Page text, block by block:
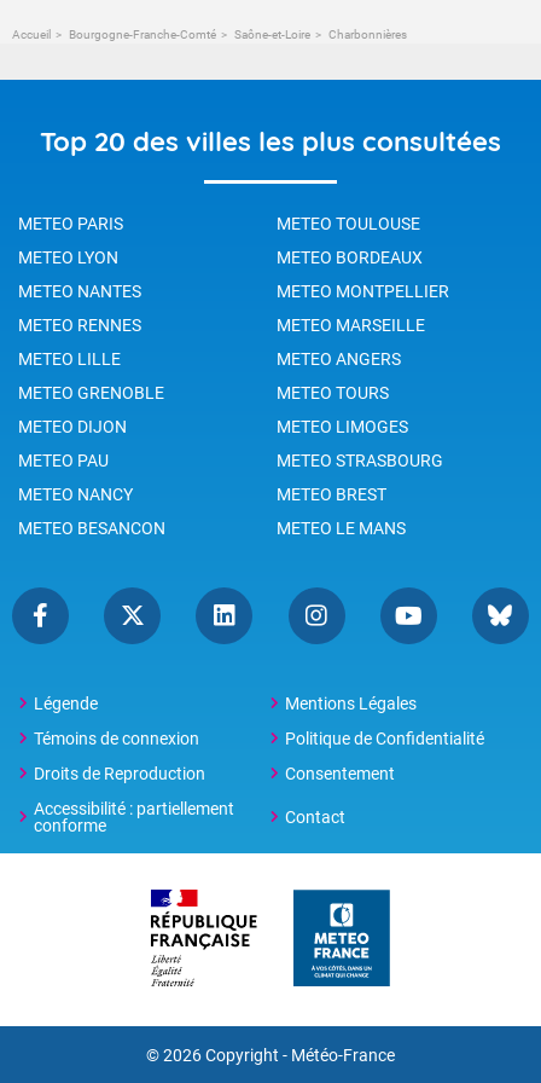
Accueil Bourgogne-Franche-Comté Saône-et-Loire Charbonnières
Top 20 des villes les plus consultées
METEO PARIS
METEO TOULOUSE
METEO LYON
METEO BORDEAUX
METEO NANTES
METEO MONTPELLIER
METEO RENNES
METEO MARSEILLE
METEO LILLE
METEO ANGERS
METEO GRENOBLE
METEO TOURS
METEO DIJON
METEO LIMOGES
METEO PAU
METEO STRASBOURG
METEO NANCY
METEO BREST
METEO BESANCON
METEO LE MANS
Légende
Mentions Légales
Témoins de connexion
Politique de Confidentialité
Droits de Reproduction
Consentement
Accessibilité : partiellement
conforme
Contact
© 2026 Copyright - Météo-France